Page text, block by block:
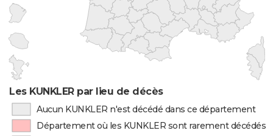
Les KUNKLER par lieu de décès
Aucun KUNKLER n'est décédé dans ce département
Département où les KUNKLER sont rarement décédés